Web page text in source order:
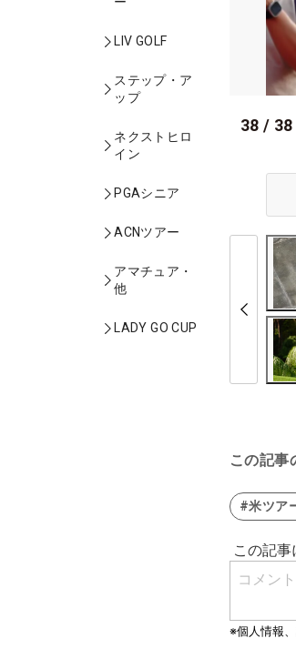
LIV GOLF
ステップ・ア
ップ
ネクストヒロ
イン
PGAシニア
ACNツアー
アマチュア・
他
LADY GO CUP
38 / 38
この記事
#米ツア